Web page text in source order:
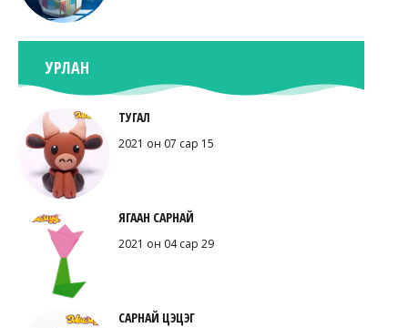
УРЛАН
ТУГАЛ
2021 он 07 сар 15
ЯГААН САРНАЙ
2021 он 04 сар 29
САРНАЙ ЦЭЦЭГ